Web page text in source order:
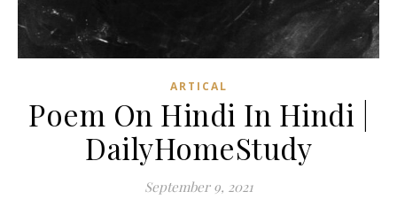
ARTICAL
Poem On Hindi In Hindi |
DailyHomeStudy
September 9, 2021